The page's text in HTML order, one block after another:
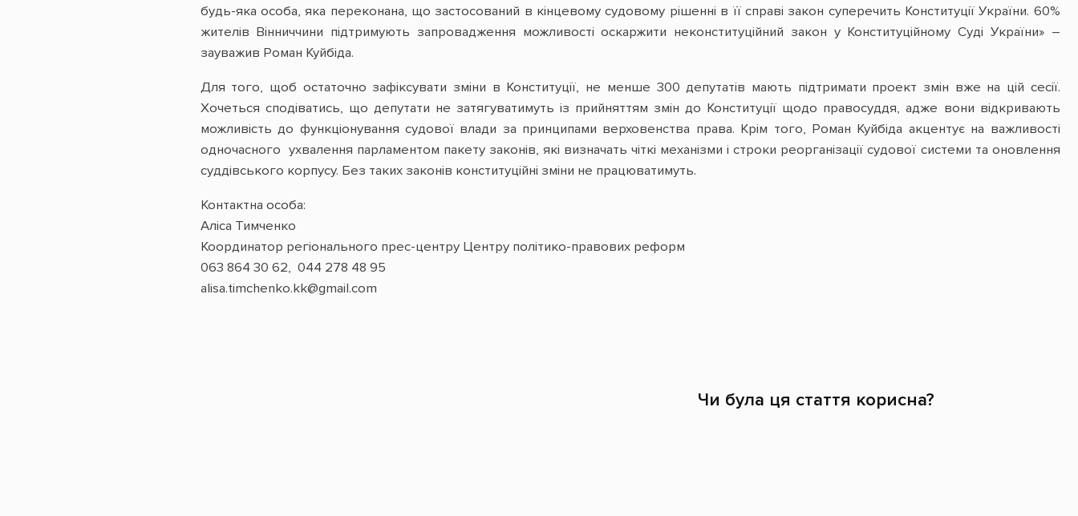
будь-яка особа, яка переконана, що застосований в кінцевому судовому рішенні в її справі закон суперечить Конституції України. 60%
жителів Вінниччини підтримують запровадження можливості оскаржити неконституційний закон у Конституційному Суді України» –
зауважив Роман Куйбіда.
Для того, щоб остаточно зафіксувати зміни в Конституції, не менше 300 депутатів мають підтримати проект змін вже на цій сесії.
Хочеться сподіватись, що депутати не затягуватимуть із прийняттям змін до Конституції щодо правосуддя, адже вони відкривають
можливість до функціонування судової влади за принципами верховенства права. Крім того, Роман Куйбіда акцентує на важливості
одночасного ухвалення парламентом пакету законів, які визначать чіткі механізми і строки реорганізації судової системи та оновлення
суддівського корпусу. Без таких законів конституційні зміни не працюватимуть.
Контактна особа:
Аліса Тимченко
Координатор регіонального прес-центру Центру політико-правових реформ
063 864 30 62, 044 278 48 95
alisa.timchenko.kk@gmail.com
Чи була ця стаття корисна?